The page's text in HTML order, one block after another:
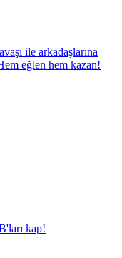
ile arkadaşlarına
eğlen hem kazan!
kap!